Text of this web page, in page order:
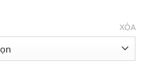
XÓA